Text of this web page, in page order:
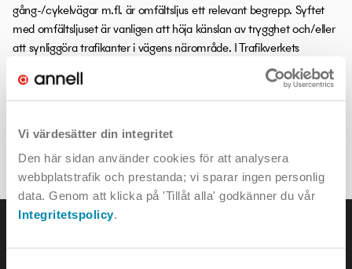
Vi värdesätter din integritet
Den här sidan använder cookies för att analysera
webbplatstrafik och prestanda; vi sparar ingen personlig
data. Genom att klicka på 'Tillåt alla' godkänner du vår
Integritetspolicy.
gång-/cykelvägar m.fl. är omfältsljus ett relevant begrepp. Syftet
med omfältsljuset är vanligen att höja känslan av trygghet och/eller
att synliggöra trafikanter i vägens närområde. I Trafikverkets
dokument förekommer det som begreppet omgivningsljus eller
omgivningsljusförhållande och när man kvantifierar det används
storheten EIR (Edge Illumination Ratio). Ljus & Rum kan beställas
LITEN ORDBOK